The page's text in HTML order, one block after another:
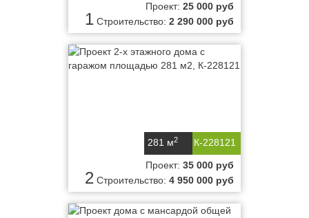
1
Проект: 25 000 руб
Строительство: 2 290 000 руб
К-228121
281 м2
2
Проект: 35 000 руб
Строительство: 4 950 000 руб